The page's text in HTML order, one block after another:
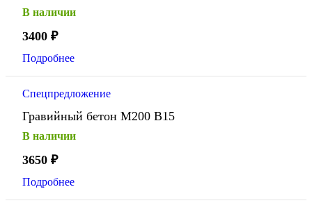
В наличии
3400 ₽
Подробнее
Спецпредложение
Гравийный бетон М200 В15
В наличии
3650 ₽
Подробнее